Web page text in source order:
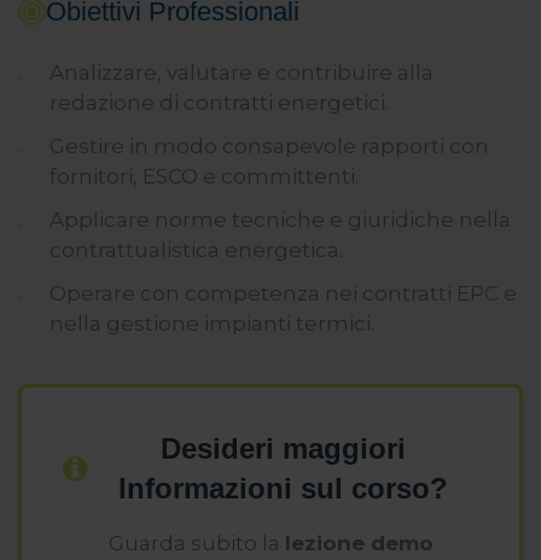
Obiettivi Professionali
Analizzare, valutare e contribuire alla
redazione di contratti energetici.
Gestire in modo consapevole rapporti con
fornitori, ESCO e committenti.
Applicare norme tecniche e giuridiche nella
contrattualistica energetica.
Operare con competenza nei contratti EPC e
nella gestione impianti termici.
Desideri maggiori
Informazioni sul corso?
Guarda subito la lezione demo